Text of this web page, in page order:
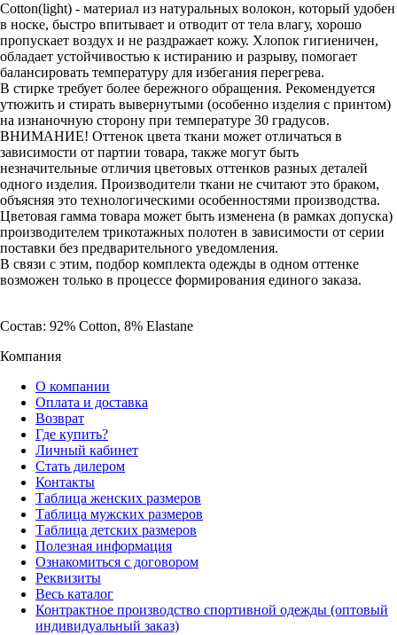
Cotton(light) - материал из натуральных волокон, который удобен
в носке, быстро впитывает и отводит от тела влагу, хорошо
пропускает воздух и не раздражает кожу. Хлопок гигиеничен,
обладает устойчивостью к истиранию и разрыву, помогает
балансировать температуру для избегания перегрева.
В стирке требует более бережного обращения. Рекомендуется
утюжить и стирать вывернутыми (особенно изделия с принтом)
на изнаночную сторону при температуре 30 градусов.
ВНИМАНИЕ! Оттенок цвета ткани может отличаться в
зависимости от партии товара, также могут быть
незначительные отличия цветовых оттенков разных деталей
одного изделия. Производители ткани не считают это браком,
объясняя это технологическими особенностями производства.
Цветовая гамма товара может быть изменена (в рамках допуска)
производителем трикотажных полотен в зависимости от серии
поставки без предварительного уведомления.
В связи с этим, подбор комплекта одежды в одном оттенке
возможен только в процессе формирования единого заказа.
Состав: 92% Cotton, 8% Elastane
Компания
О компании
Оплата и доставка
Возврат
Где купить?
Личный кабинет
Стать дилером
Контакты
Таблица женских размеров
Таблица мужских размеров
Таблица детских размеров
Полезная информация
Ознакомиться с договором
Реквизиты
Весь каталог
Контрактное производство спортивной одежды (оптовый
индивидуальный заказ)